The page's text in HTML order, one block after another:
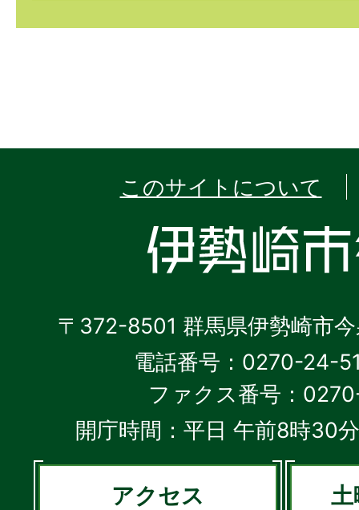
このサイトについて
〒372-8501 群馬県伊勢崎市
電話番号：0270-24-
ファクス番号：
開庁時間：平日 午前8時30
アクセス 土